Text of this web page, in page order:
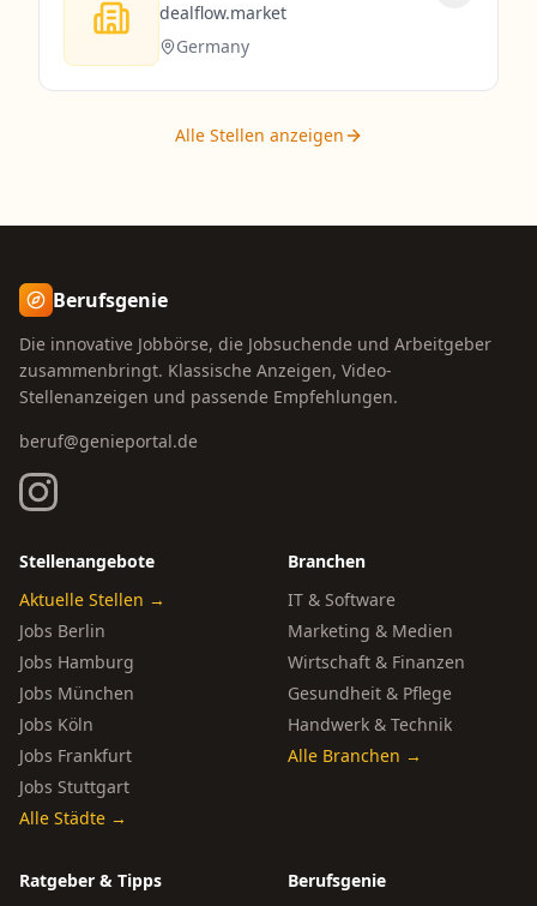
dealflow.market
Germany
Alle Stellen anzeigen
Berufsgenie
Die innovative Jobbörse, die Jobsuchende und Arbeitgeber
zusammenbringt. Klassische Anzeigen, Video-
Stellenanzeigen und passende Empfehlungen.
beruf@genieportal.de
Stellenangebote
Aktuelle Stellen →
Jobs Berlin
Jobs Hamburg
Jobs München
Jobs Köln
Jobs Frankfurt
Jobs Stuttgart
Alle Städte →
Branchen
IT & Software
Marketing & Medien
Wirtschaft & Finanzen
Gesundheit & Pflege
Handwerk & Technik
Alle Branchen →
Ratgeber & Tipps
Berufsgenie